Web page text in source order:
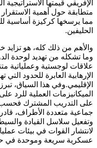
الإفريقي قيمتها
متطابقة حول أهمية الاستقرار
مما يرسخها كركيزة أساسية
الحليفين.
والأهم من ذلك كله، هو تزايد
وما تشكله من تهديد لوحدة
علاقات لوجستية وعملياتية
الإرهابية العابرة للحدود
الإقليمي.وفي هذا السياق،
الميكانيزمات العملية للرد
على التدريب المشترك
جماعية متعددة الأطراف،
وتفعيل سلاسل القيادة
لانتشار القوات في بيئات
عسكرية سريعة وموحدة في